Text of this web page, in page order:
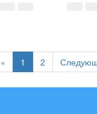
«Previous
1 2